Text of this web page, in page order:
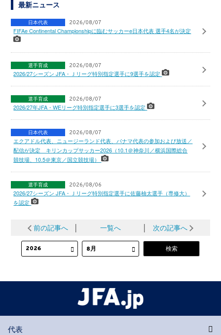
最新ニュース
日本代表 2026/08/07
FIFAe Continental Championshipに臨むサッカーe日本代表 選手4名が決定
選手育成 2026/08/07
2026/27シーズン JFA・Ｊリーグ特別指定選手に9選手を認定
選手育成 2026/08/07
2026/27年JFA・WEリーグ特別指定選手に3選手を認定
日本代表 2026/08/07
エクアドル代表、ニュージーランド代表、パナマ代表の参加および放送／
配信が決定 キリンカップサッカー2026（10.1＠神奈川／横浜国際総合
競技場、10.5＠東京／国立競技場）
選手育成 2026/08/06
2026/27シーズン JFA・Ｊリーグ特別指定選手に佐藤柚太選手（専修大）
を認定
前の記事へ 一覧へ 次の記事へ
代表